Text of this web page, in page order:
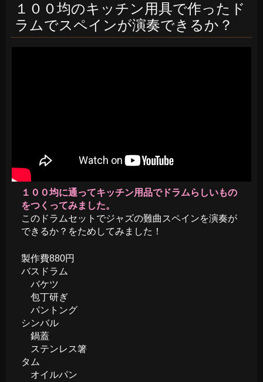
１００均のキッチン用具で作ったド
ラムでスペインが演奏できるか？
１００均に通ってキッチン用品でドラムらしいもの
をつくってみました。
このドラムセットでジャズの難曲スペインを演奏が
できるか？をためしてみました！
製作費880円
バスドラム
バケツ
包丁研ぎ
パントング
シンバル
鍋蓋
ステンレス箸
タム
オイルパン